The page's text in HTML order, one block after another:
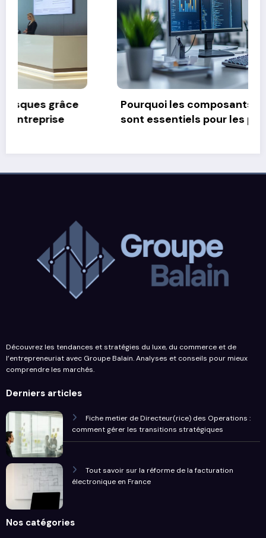
Guide des indicateurs financiers
essentiels pour votre startup
Découvrez les tendances et stratégies du luxe, du commerce et de
l’entrepreneuriat avec Groupe Balain. Analyses et conseils pour mieux
comprendre les marchés.
Derniers articles
Fiche metier de Directeur(rice) des Operations :
comment gérer les transitions stratégiques
Tout savoir sur la réforme de la facturation
électronique en France
Nos catégories